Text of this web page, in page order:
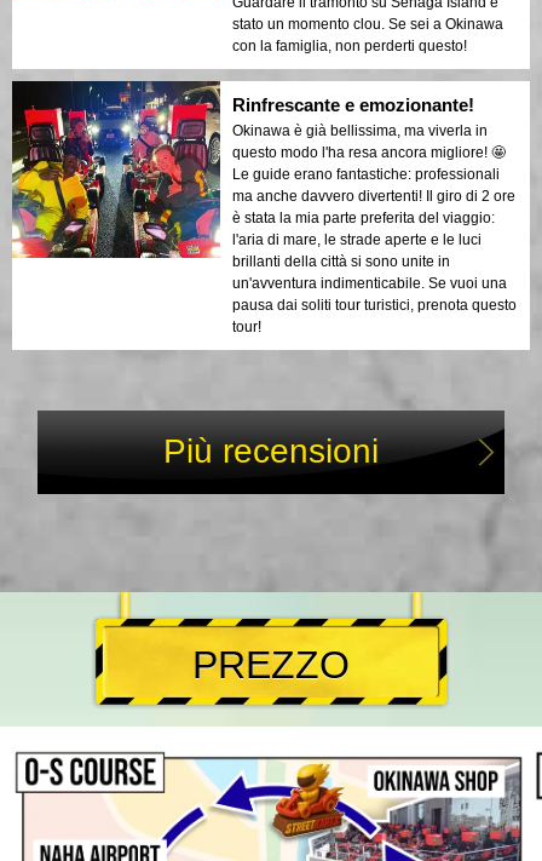
stato un momento clou. Se sei a Okinawa
con la famiglia, non perderti questo!
Rinfrescante e emozionante!
Okinawa è già bellissima, ma viverla in
questo modo l'ha resa ancora migliore! 🤩
Le guide erano fantastiche: professionali
ma anche davvero divertenti! Il giro di 2 ore
è stata la mia parte preferita del viaggio:
l'aria di mare, le strade aperte e le luci
brillanti della città si sono unite in
un'avventura indimenticabile. Se vuoi una
pausa dai soliti tour turistici, prenota questo
tour!
Più recensioni
PREZZO